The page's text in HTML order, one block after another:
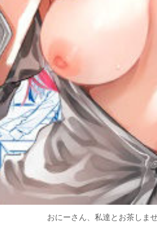
おにーさん、私達とお茶しま